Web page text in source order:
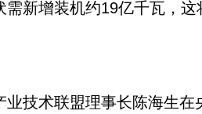
需新增装机约19亿千瓦，
业技术联盟理事长陈海生